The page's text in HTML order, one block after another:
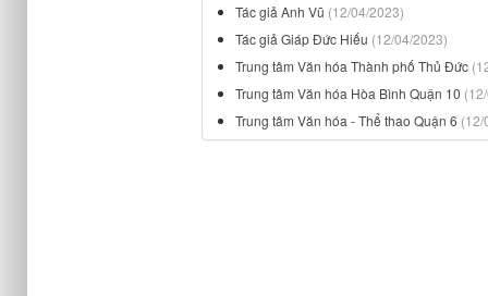
Tác giả Anh Vũ (12/04/2023)
Tác giả Giáp Đức Hiếu (12/04/2023)
Trung tâm Văn hóa Thành phố Thủ Đức
Trung tâm Văn hóa Hòa Bình Quận 10
Trung tâm Văn hóa - Thể thao Quận 6 (12/